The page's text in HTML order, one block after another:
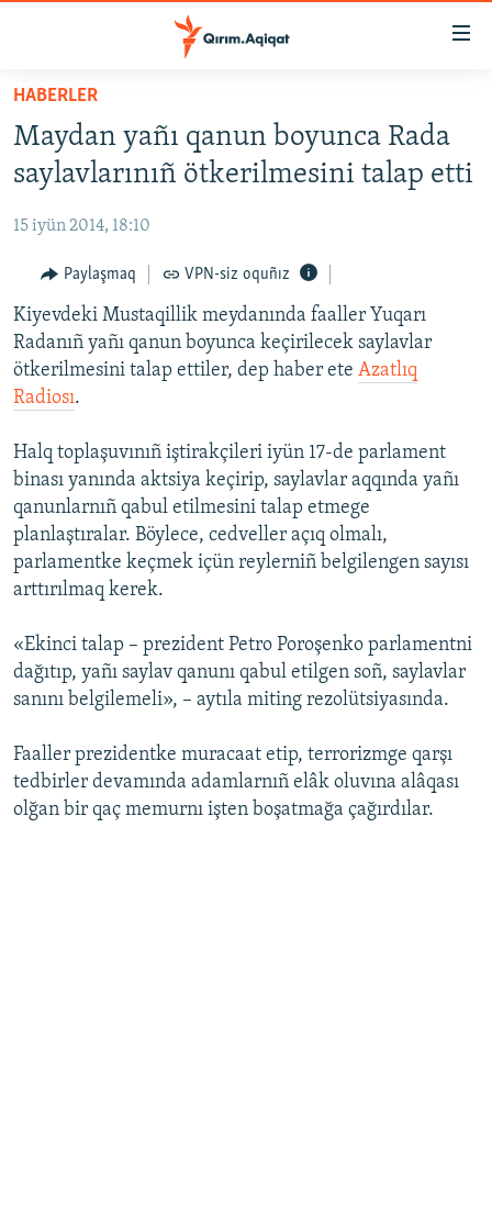
Esas
qaytmaq
Baş
navigatsiyağa
qaytmaq
qaytmaq
HABERLER
SİYASET
İQTİSADİYAT
CEMİYET
MEDENİYET
İNSAN AQLARI
VİDEO
SÜRET
FİKİR
Русский
Українською
HABERLER
Maydan yañı qanun boyunca Rada
saylavlarınıñ ötkerilmesini talap etti
15 iyün 2014, 18:10
Paylaşmaq VPN-siz oquñız
Kiyevdeki Mustaqillik meydanında faaller Yuqarı
Radanıñ yañı qanun boyunca keçirilecek saylavlar
ötkerilmesini talap ettiler, dep haber ete Azatlıq
Radiosı.
Halq toplaşuvınıñ iştirakçileri iyün 17-de parlament
binası yanında aktsiya keçirip, saylavlar aqqında yañı
qanunlarnıñ qabul etilmesini talap etmege
planlaştıralar. Böylece, cedveller açıq olmalı,
parlamentke keçmek içün reylerniñ belgilengen sayısı
arttırılmaq kerek.
«Ekinci talap – prezident Petro Poroşenko parlamentni
dağıtıp, yañı saylav qanunı qabul etilgen soñ, saylavlar
sanını belgilemeli», – aytıla miting rezolütsiyasında.
Faaller prezidentke muracaat etip, terrorizmge qarşı
tedbirler devamında adamlarnıñ elâk oluvına alâqası
olğan bir qaç memurnı işten boşatmağa çağırdılar.